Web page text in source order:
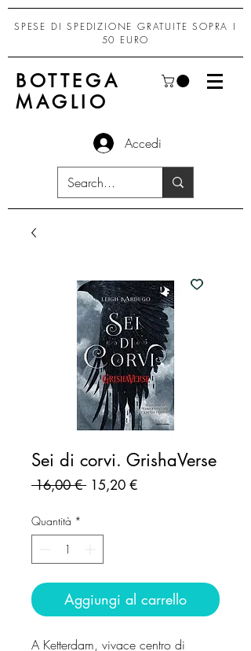
SPESE DI SPEDIZIONE GRATUITE SOPRA I
50 EURO
BOTTEGA
MAGLIO
Accedi
Sei di corvi. GrishaVerse
16,00 € Prezzo
15,20 €Prezzo
Quantità *
Aggiungi al carrello
A Ketterdam, vivace centro di